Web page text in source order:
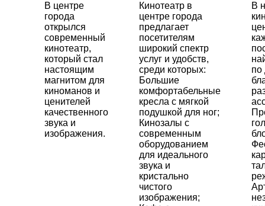
В центре
города
открылся
современный
кинотеатр,
который стал
настоящим
магнитом для
киноманов и
ценителей
качественного
звука и
изображения.
Кинотеатр в
центре города
предлагает
посетителям
широкий спектр
услуг и удобств,
среди которых:
Большие
комфортабельные
кресла с мягкой
подушкой для ног;
Кинозалы с
современным
оборудованием
для идеального
звука и
кристально
чистого
изображения;
В
по